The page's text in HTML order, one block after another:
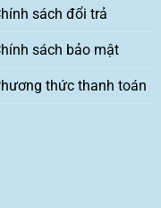
sách đổi trả
sách bảo mật
thức thanh toán